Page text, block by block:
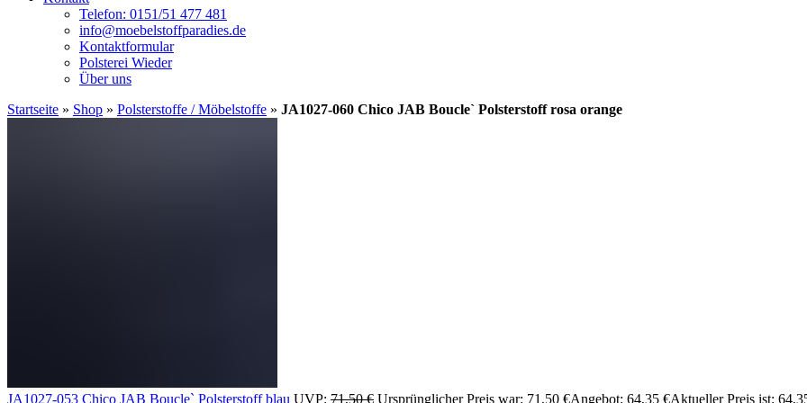
Telefon: 0151/51 477 481
info@moebelstoffparadies.de
Kontaktformular
Polsterei Wieder
Über uns
Startseite » Shop » Polsterstoffe / Möbelstoffe » JA1027-060 Chico JAB Boucle` Polsterstoff rosa orange
JA1027-053 Chico JAB Boucle` Polsterstoff blau UVP: 71,50€ Ursprünglicher Preis war: 71,50 €Angebot: 64,35 €Aktueller Preis ist: